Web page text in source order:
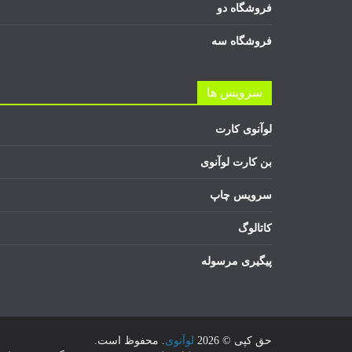
فروشگاه دو
فروشگاه سه
سرویس ها
لوآنوی کارت
بن کارت لوآنوی
سرویس چاپ
کاتالوگ
پیگیری مرسوله
حق کپی © 2026 لوآنوی. محفوظ است.